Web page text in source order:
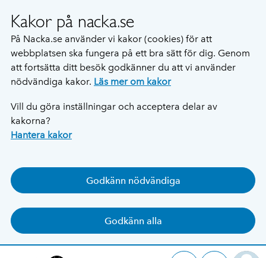
Kakor på nacka.se
På Nacka.se använder vi kakor (cookies) för att
webbplatsen ska fungera på ett bra sätt för dig. Genom
att fortsätta ditt besök godkänner du att vi använder
nödvändiga kakor. Läs mer om kakor
Vill du göra inställningar och acceptera delar av
kakorna?
Hantera kakor
Godkänn nödvändiga
Godkänn alla